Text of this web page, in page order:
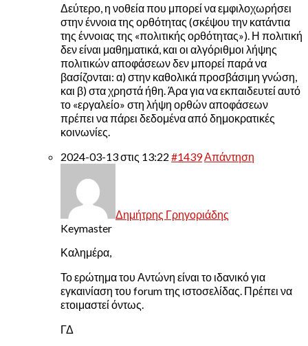
Δεύτερο, η νοθεία που μπορεί να εμφιλοχωρήσει
στην έννοια της ορθότητας (σκέψου την κατάντια
της έννοιας της «πολιτικής ορθότητας»). Η πολιτική
δεν είναι μαθηματικά, και οι αλγόριθμοι λήψης
πολιτικών αποφάσεων δεν μπορεί παρά να
βασίζονται: α) στην καθολικά προσβάσιμη γνώση,
και β) στα χρηστά ήθη. Άρα για να εκπαιδευτεί αυτό
το «εργαλείο» στη λήψη ορθών αποφάσεων
πρέπει να πάρει δεδομένα από δημοκρατικές
κοινωνίες.
2024-03-13 στις 13:22 #1439Απάντηση
Δημήτρης Γρηγοριάδης
Keymaster
Καλημέρα,
Το ερώτημα του Αντώνη είναι το ιδανικό για
εγκαινίαση του forum της ιστοσελίδας. Πρέπει να
ετοιμαστεί όντως.
ΓΔ